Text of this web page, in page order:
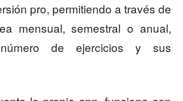
pro, permitiendo a través de
mensual, semestral o anual,
de ejercicios y sus